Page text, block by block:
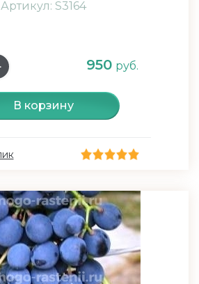
Артикул: S3164
950 руб.
В корзину